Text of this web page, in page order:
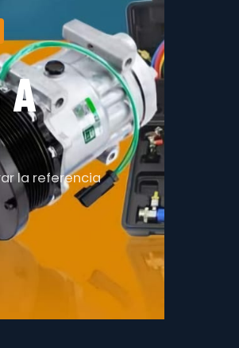
A
la referencia